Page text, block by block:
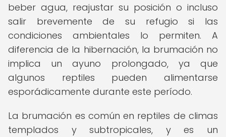
beber agua, reajustar su posición o incluso
salir brevemente de su refugio si las
condiciones ambientales lo permiten. A
diferencia de la hibernación, la brumación no
implica un ayuno prolongado, ya que
algunos reptiles pueden alimentarse
esporádicamente durante este período.
La brumación es común en reptiles de climas
templados y subtropicales, y es un